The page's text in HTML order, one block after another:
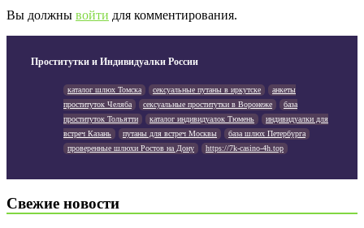
Вы должны войти для комментирования.
Проститутки и Индивидуалки России
каталог шлюх Томска сексуальные путаны в иркутске
анкеты
проституток Челяба
сексуальные проститутки в Воронеже
база
проституток Тольятти
каталог индивидуалок Тюмень
индивидуалки для
встреч Казань
путаны для встреч Москвы
база шлюх Петербурга
проверенные шлюхи Ростов на Дону
https://7k-casino-4h.top
Свежие новости